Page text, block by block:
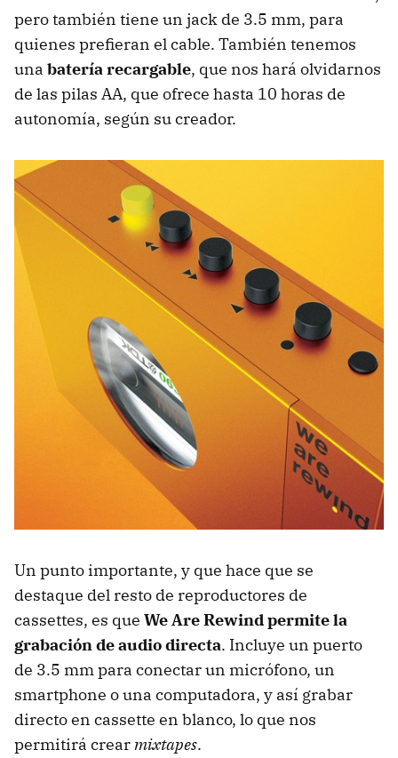
pero también tiene un jack de 3.5 mm, para
quienes prefieran el cable. También tenemos
una batería recargable, que nos hará olvidarnos
de las pilas AA, que ofrece hasta 10 horas de
autonomía, según su creador.
Un punto importante, y que hace que se
destaque del resto de reproductores de
cassettes, es que We Are Rewind permite la
grabación de audio directa. Incluye un puerto
de 3.5 mm para conectar un micrófono, un
smartphone o una computadora, y así grabar
directo en cassette en blanco, lo que nos
permitirá crearmixtapes.